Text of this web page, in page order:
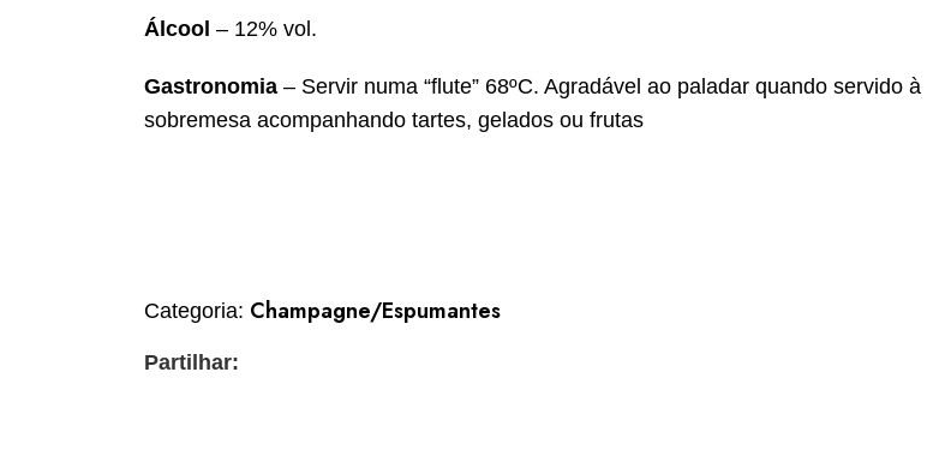
Álcool – 12% vol.
Gastronomia – Servir numa “flute” 6­8ºC. Agradável ao paladar quando servido à
sobremesa acompanhando tartes, gelados ou frutas
Categoria: Champagne/Espumantes
Partilhar: